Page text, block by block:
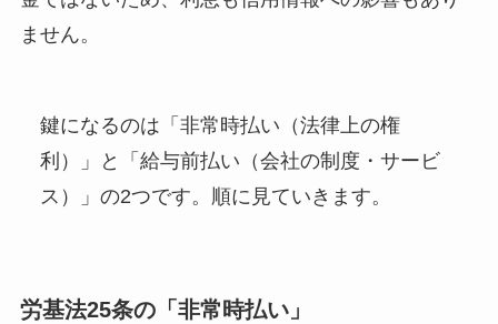
ません。
鍵になるのは「非常時払い（法律上の権
利）」と「給与前払い（会社の制度・サービ
ス）」の2つです。順に見ていきます。
労基法25条の「非常時払い」